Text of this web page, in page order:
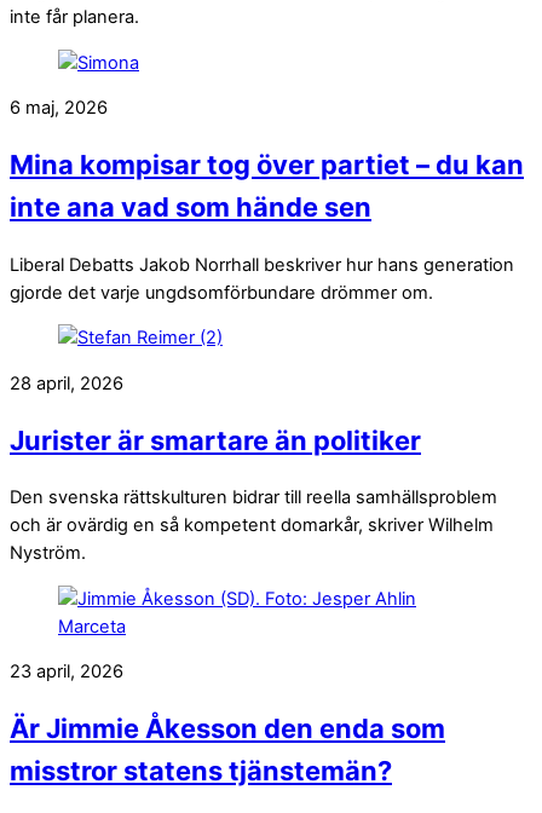
inte får planera.
6 maj, 2026
Mina kompisar tog över partiet – du kan
inte ana vad som hände sen
Liberal Debatts Jakob Norrhall beskriver hur hans generation
gjorde det varje ungdsomförbundare drömmer om.
28 april, 2026
Jurister är smartare än politiker
Den svenska rättskulturen bidrar till reella samhällsproblem
och är ovärdig en så kompetent domarkår, skriver Wilhelm
Nyström.
23 april, 2026
Är Jimmie Åkesson den enda som
misstror statens tjänstemän?